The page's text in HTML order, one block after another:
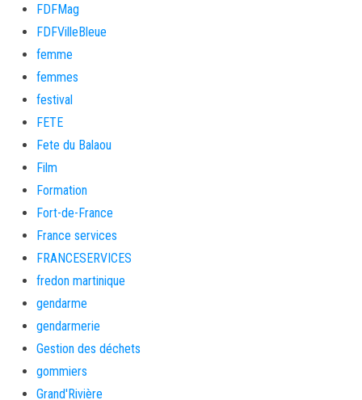
FDFMag
FDFVilleBleue
femme
femmes
festival
FETE
Fete du Balaou
Film
Formation
Fort-de-France
France services
FRANCESERVICES
fredon martinique
gendarme
gendarmerie
Gestion des déchets
gommiers
Grand'Rivière